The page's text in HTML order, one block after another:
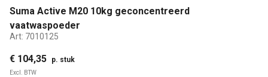
Suma Active M20 10kg geconcentreerd
vaatwaspoeder
Art: 7010125
€ 104,35 p. stuk
Excl. BTW